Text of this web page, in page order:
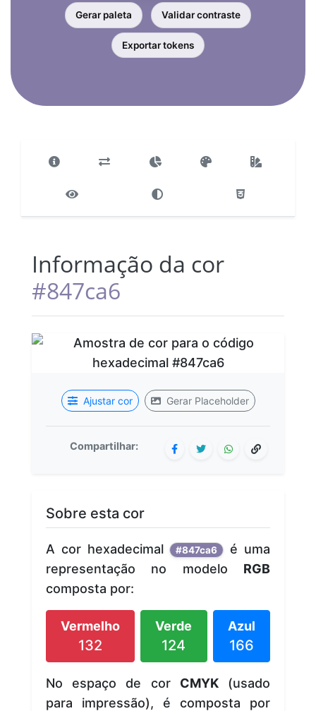
Gerar paleta Validar contraste
Exportar tokens
Informação da cor
#847ca6
Ajustar cor Gerar Placeholder
Compartilhar:
Sobre esta cor
A cor hexadecimal #847ca6
é uma
representação no modelo RGB
composta por:
Vermelho
132
Verde
124
Azul
166
No espaço de cor CMYK(usado
para impressão), é composta por